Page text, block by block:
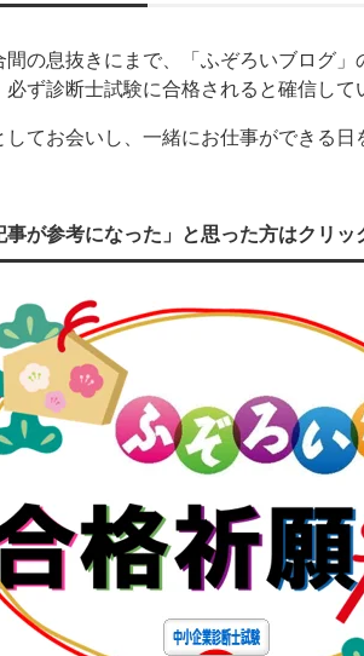
間の息抜きにまで、「ふぞろいブログ
必ず診断士試験に合格されると確信して
してお会いし、一緒にお仕事ができる日
事が参考になった」と思った方はクリッ